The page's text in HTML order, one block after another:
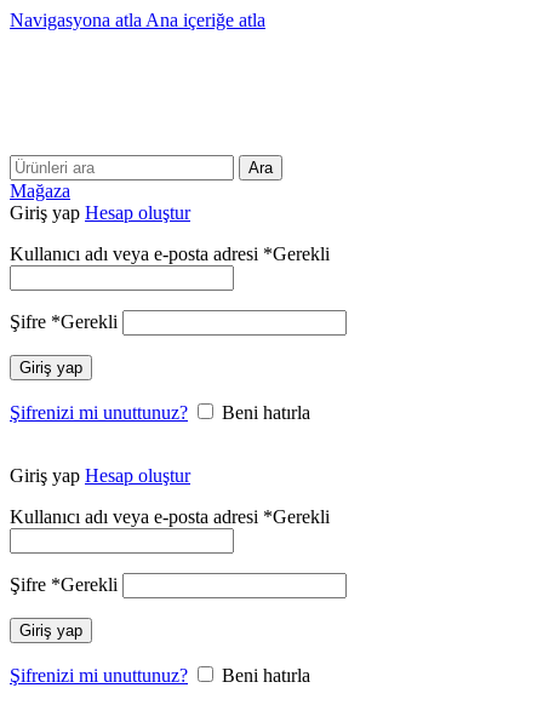
Navigasyona atla Ana içeriğe atla
Ara
Mağaza
Giriş yap Hesap oluştur
Kullanıcı adı veya e-posta adresi *Gerekli
Şifre *Gerekli
Giriş yap
Şifrenizi mi unuttunuz? Beni hatırla
Giriş yap Hesap oluştur
Kullanıcı adı veya e-posta adresi *Gerekli
Şifre *Gerekli
Giriş yap
Şifrenizi mi unuttunuz?
Beni hatırla